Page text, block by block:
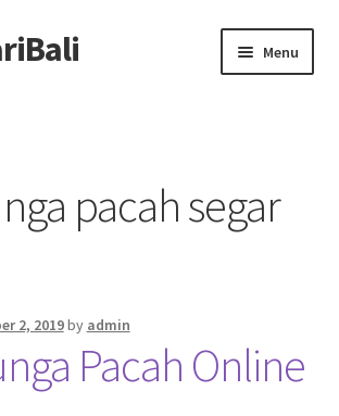
Menu
pacah segar
2, 2019by admin
Pacah Online